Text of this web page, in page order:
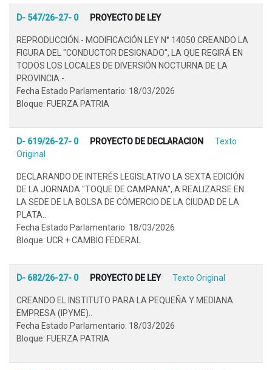
D- 547/26-27- 0 PROYECTO DE LEY
REPRODUCCIÓN.- MODIFICACIÓN LEY N° 14050 CREANDO LA
FIGURA DEL "CONDUCTOR DESIGNADO", LA QUE REGIRÁ EN
TODOS LOS LOCALES DE DIVERSIÓN NOCTURNA DE LA
PROVINCIA.-.
Fecha Estado Parlamentario: 18/03/2026
Bloque: FUERZA PATRIA
D- 619/26-27- 0 PROYECTO DE DECLARACION
Texto
Original
DECLARANDO DE INTERÉS LEGISLATIVO LA SEXTA EDICIÓN
DE LA JORNADA "TOQUE DE CAMPANA", A REALIZARSE EN
LA SEDE DE LA BOLSA DE COMERCIO DE LA CIUDAD DE LA
PLATA..
Fecha Estado Parlamentario: 18/03/2026
Bloque: UCR + CAMBIO FEDERAL
D- 682/26-27- 0 PROYECTO DE LEY Texto Original
CREANDO EL INSTITUTO PARA LA PEQUEÑA Y MEDIANA
EMPRESA (IPYME)..
Fecha Estado Parlamentario: 18/03/2026
Bloque: FUERZA PATRIA